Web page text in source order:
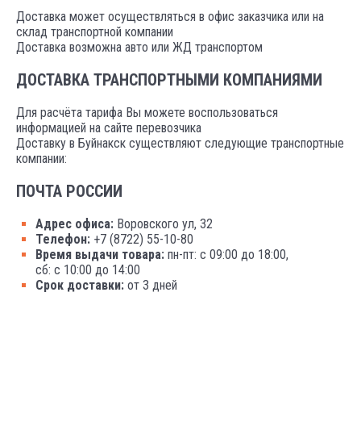
Доставка может осуществляться в офис заказчика или на
склад транспортной компании
Доставка возможна авто или ЖД транспортом
ДОСТАВКА ТРАНСПОРТНЫМИ КОМПАНИЯМИ
Для расчёта тарифа Вы можете воспользоваться
информацией на сайте перевозчика
Доставку в Буйнакск существляют следующие транспортные
компании:
ПОЧТА РОССИИ
Адрес офиса: Воровского ул, 32
Телефон: +7 (8722) 55-10-80
Время выдачи товара: пн-пт: с 09:00 до 18:00,
сб: с 10:00 до 14:00
Срок доставки: от 3 дней